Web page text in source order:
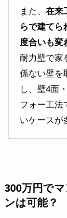
また、在来
らで建てら
度合いも変
耐力壁で家
係ない壁を
し、壁4面
フォー工法
いケースが
300万円で
ンは可能？